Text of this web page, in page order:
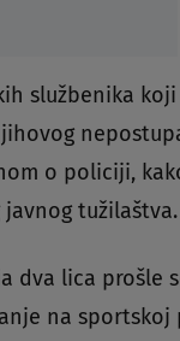
službenika
o policiji,
javnog tužilaštva.
dva lica prošle
na